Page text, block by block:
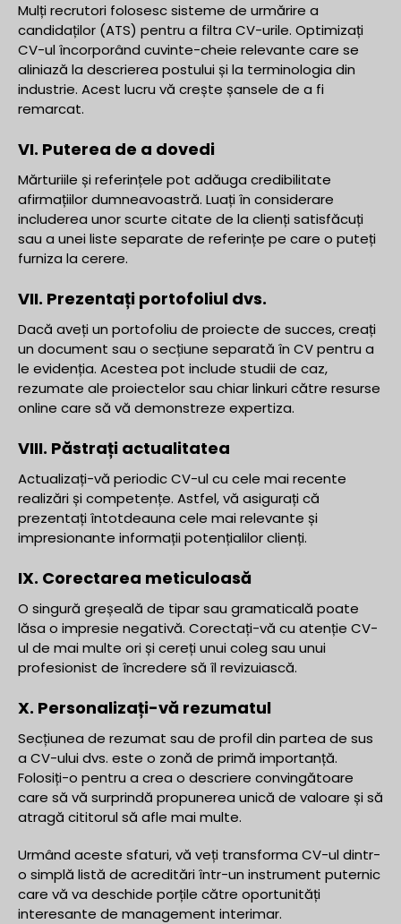
Mulți recrutori folosesc sisteme de urmărire a
candidaților (ATS) pentru a filtra CV-urile. Optimizați
CV-ul încorporând cuvinte-cheie relevante care se
aliniază la descrierea postului și la terminologia din
industrie. Acest lucru vă crește șansele de a fi
remarcat.
VI. Puterea de a dovedi
Mărturiile și referințele pot adăuga credibilitate
afirmațiilor dumneavoastră. Luați în considerare
includerea unor scurte citate de la clienți satisfăcuți
sau a unei liste separate de referințe pe care o puteți
furniza la cerere.
VII. Prezentați portofoliul dvs.
Dacă aveți un portofoliu de proiecte de succes, creați
un document sau o secțiune separată în CV pentru a
le evidenția. Acestea pot include studii de caz,
rezumate ale proiectelor sau chiar linkuri către resurse
online care să vă demonstreze expertiza.
VIII. Păstrați actualitatea
Actualizați-vă periodic CV-ul cu cele mai recente
realizări și competențe. Astfel, vă asigurați că
prezentați întotdeauna cele mai relevante și
impresionante informații potențialilor clienți.
IX. Corectarea meticuloasă
O singură greșeală de tipar sau gramaticală poate
lăsa o impresie negativă. Corectați-vă cu atenție CV-
ul de mai multe ori și cereți unui coleg sau unui
profesionist de încredere să îl revizuiască.
X. Personalizați-vă rezumatul
Secțiunea de rezumat sau de profil din partea de sus
a CV-ului dvs. este o zonă de primă importanță.
Folosiți-o pentru a crea o descriere convingătoare
care să vă surprindă propunerea unică de valoare și să
atragă cititorul să afle mai multe.
Urmând aceste sfaturi, vă veți transforma CV-ul dintr-
o simplă listă de acreditări într-un instrument puternic
care vă va deschide porțile către oportunități
interesante de management interimar.